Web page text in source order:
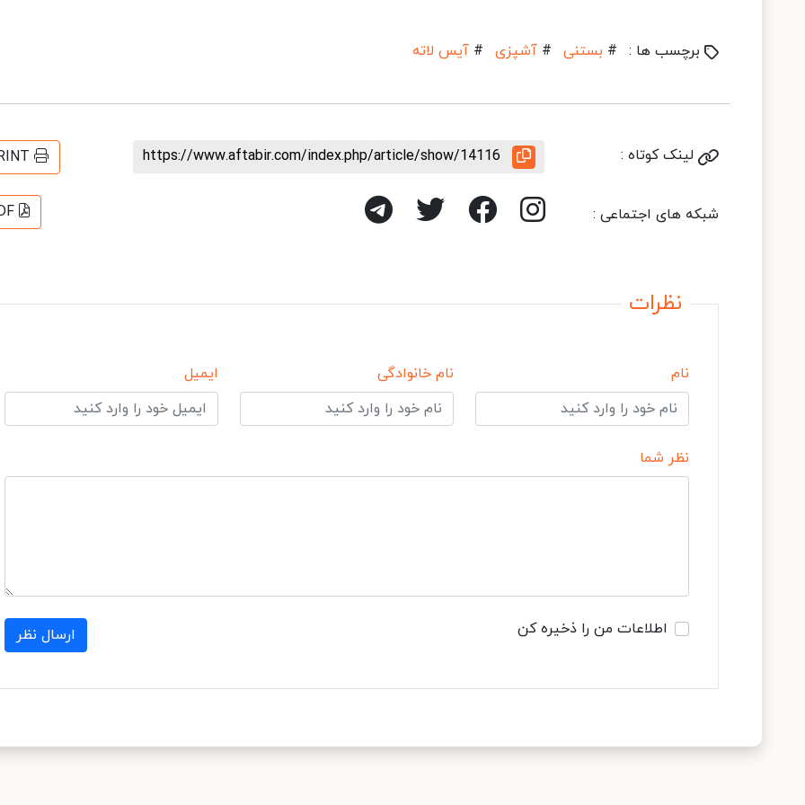
برچسب ها : # بستنی # آشپزی # آیس لاته
لینک کوتاه : https://www.aftabir.com/index.php/article/show/14116
شبکه های اجتماعی :
نظرات
نام نام خانوادگی ایمیل
نظر شما
اطلاعات من را ذخیره کن ارسال نظر